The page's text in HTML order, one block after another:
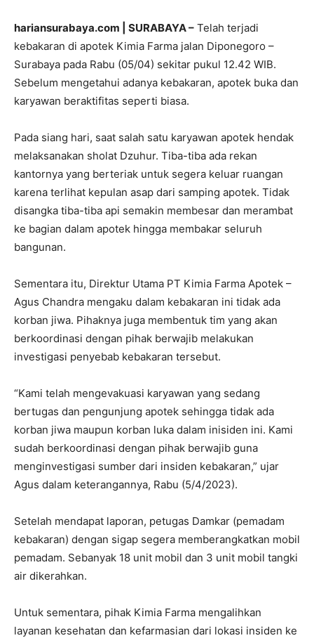
hariansurabaya.com | SURABAYA – Telah terjadi
kebakaran di apotek Kimia Farma jalan Diponegoro –
Surabaya pada Rabu (05/04) sekitar pukul 12.42 WIB.
Sebelum mengetahui adanya kebakaran, apotek buka dan
karyawan beraktifitas seperti biasa.
Pada siang hari, saat salah satu karyawan apotek hendak
melaksanakan sholat Dzuhur. Tiba-tiba ada rekan
kantornya yang berteriak untuk segera keluar ruangan
karena terlihat kepulan asap dari samping apotek. Tidak
disangka tiba-tiba api semakin membesar dan merambat
ke bagian dalam apotek hingga membakar seluruh
bangunan.
Sementara itu, Direktur Utama PT Kimia Farma Apotek –
Agus Chandra mengaku dalam kebakaran ini tidak ada
korban jiwa. Pihaknya juga membentuk tim yang akan
berkoordinasi dengan pihak berwajib melakukan
investigasi penyebab kebakaran tersebut.
“Kami telah mengevakuasi karyawan yang sedang
bertugas dan pengunjung apotek sehingga tidak ada
korban jiwa maupun korban luka dalam inisiden ini. Kami
sudah berkoordinasi dengan pihak berwajib guna
menginvestigasi sumber dari insiden kebakaran,” ujar
Agus dalam keterangannya, Rabu (5/4/2023).
Setelah mendapat laporan, petugas Damkar (pemadam
kebakaran) dengan sigap segera memberangkatkan mobil
pemadam. Sebanyak 18 unit mobil dan 3 unit mobil tangki
air dikerahkan.
Untuk sementara, pihak Kimia Farma mengalihkan
layanan kesehatan dan kefarmasian dari lokasi insiden ke